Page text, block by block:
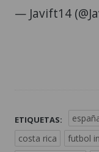
— Javift14
ETIQUETAS:
costa rica
futbol